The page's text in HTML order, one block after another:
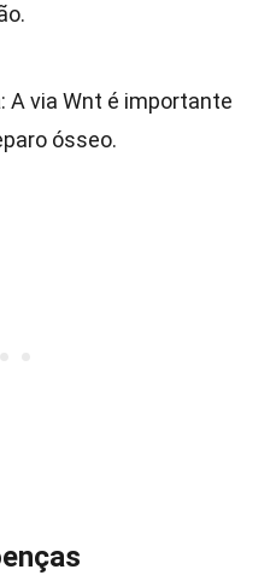
: A via Wnt é importante
ósseo.